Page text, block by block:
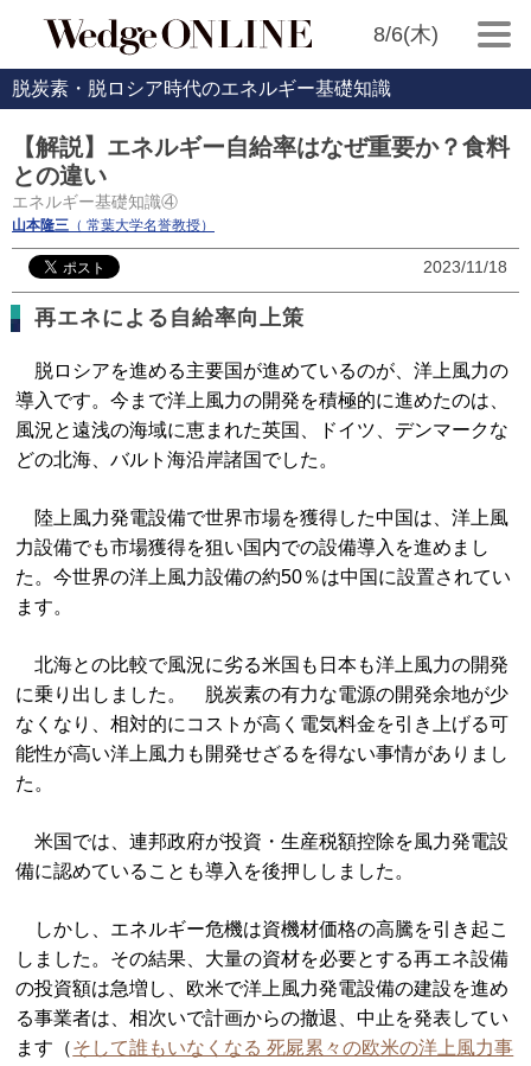
8/6(木)
脱炭素・脱ロシア時代のエネルギー基礎知識
【解説】エネルギー自給率はなぜ重要か？食料
との違い
エネルギー基礎知識④
山本隆三 （ 常葉大学名誉教授）
2023/11/18
再エネによる自給率向上策
脱ロシアを進める主要国が進めているのが、洋上風力の
導入です。今まで洋上風力の開発を積極的に進めたのは、
風況と遠浅の海域に恵まれた英国、ドイツ、デンマークな
どの北海、バルト海沿岸諸国でした。
陸上風力発電設備で世界市場を獲得した中国は、洋上風
力設備でも市場獲得を狙い国内での設備導入を進めまし
た。今世界の洋上風力設備の約50％は中国に設置されてい
ます。
北海との比較で風況に劣る米国も日本も洋上風力の開発
に乗り出しました。 脱炭素の有力な電源の開発余地が少
なくなり、相対的にコストが高く電気料金を引き上げる可
能性が高い洋上風力も開発せざるを得ない事情がありまし
た。
米国では、連邦政府が投資・生産税額控除を風力発電設
備に認めていることも導入を後押ししました。
しかし、エネルギー危機は資機材価格の高騰を引き起こ
しました。その結果、大量の資材を必要とする再エネ設備
の投資額は急増し、欧米で洋上風力発電設備の建設を進め
る事業者は、相次いで計画からの撤退、中止を発表してい
ます（そして誰もいなくなる 死屍累々の欧米の洋上風力事